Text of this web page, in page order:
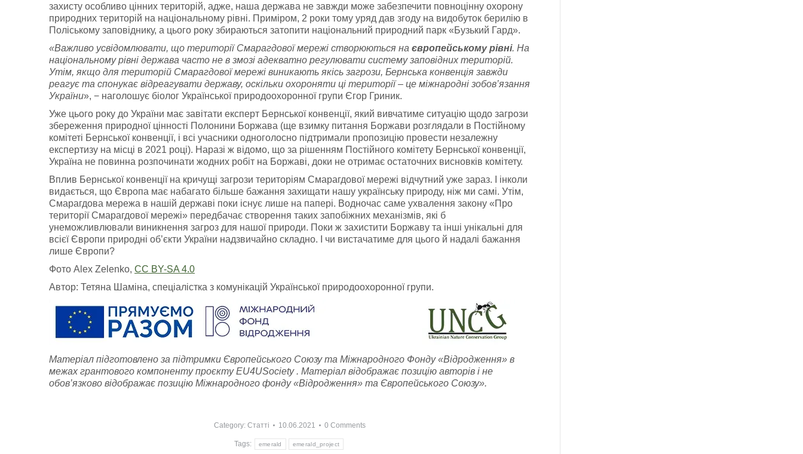
захисту особливо цінних територій, адже, наша держава не завжди може забезпечити повноцінну охорону
природних територій на національному рівні. Приміром, 2 роки тому уряд дав згоду на видобуток берилію в
Поліському заповіднику, а цього року збираються затопити національний природний парк «Бузький Гард».
«Важливо усвідомлювати, що території Смарагдової мережі створюються на європейському рівні. На
національному рівні держава часто не в змозі адекватно регулювати системузаповідних територій.
Утім, якщо для територій Смарагдової мережі виникають якісь загрози, Бернська конвенція завжди
реагує та спонукає відреагувати державу, оскільки охороняти ці території – це міжнародні зобов’язання
України», − наголошує біолог Української природоохоронної групи Єгор Гриник.
Уже цього року до України має завітати експерт Бернської конвенції, який вивчатиме ситуацію щодо загрози
збереження природної цінності Полонини Боржава (ще взимку питання Боржави розглядали в Постійному
комітеті Бернської конвенції, і всі учасники одноголосно підтримали пропозицію провести незалежну
експертизу на місці в 2021 році). Наразі ж відомо, що за рішенням Постійного комітету Бернської конвенції,
Україна не повинна розпочинати жодних робіт на Боржаві, доки не отримає остаточних висновків комітету.
Вплив Бернської конвенції на кричущі загрози територіям Смарагдової мережі відчутний уже зараз. І інколи
видається, що Європа має набагато більше бажання захищати нашу українську природу, ніж ми самі. Утім,
Смарагдова мережа в нашій державі поки існує лише на папері. Водночас саме ухвалення закону «Про
території Смарагдової мережі» передбачає створення таких запобіжних механізмів, які б
унеможливлювали виникнення загроз для нашої природи. Поки ж захистити Боржаву та інші унікальні для
всієї Європи природні об’єкти України надзвичайно складно. І чи вистачатиме для цього й надалі бажання
лише Європи?
Фото Alex Zelenko, CC BY-SA 4.0
Автор: Тетяна Шаміна, спеціалістка з комунікацій Української природоохоронної групи.
Матеріал підготовлено за підтримки Європейського Союзу та Міжнародного Фонду «Відродження» в
межах грантового компоненту проєкту EU4USociety . Матеріал відображає позицію авторів і не
обов’язково відображає позицію Міжнародного фонду «Відродження» та Європейського Союзу».
Category: Статті 10.06.2021 0 Comments
Tags: emerald emerald_project